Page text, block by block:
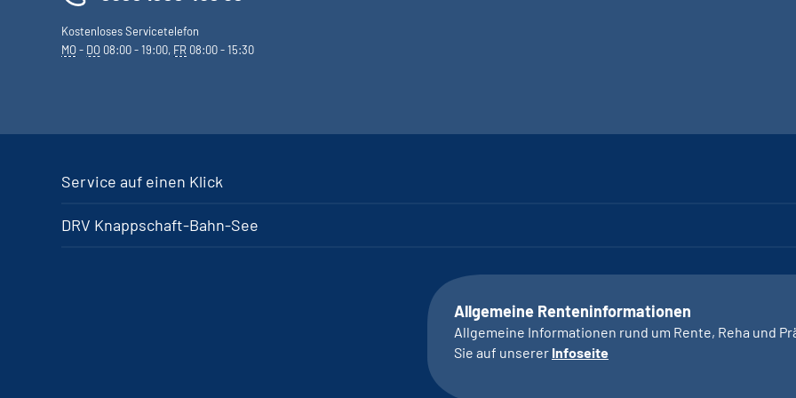
Kostenloses Servicetelefon
MO- DO 08:00 - 19:00, FR 08:00 - 15:30
Service auf einen Klick
DRV Knappschaft-Bahn-See
Allgemeine Renteninformationen
Allgemeine Informationen rund um Rente, Reha und
Sie auf unserer Infoseite